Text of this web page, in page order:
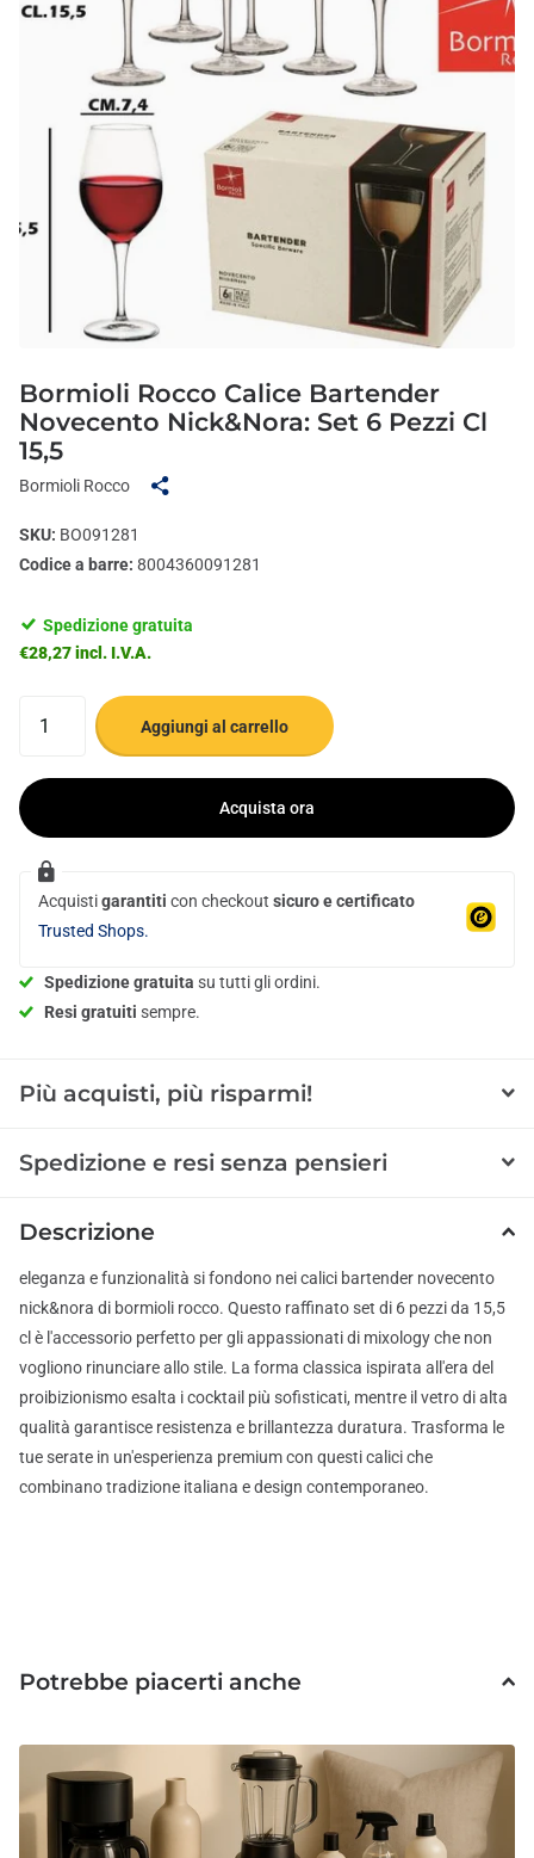
Bormioli Rocco Calice Bartender
Novecento Nick&Nora: Set 6 Pezzi Cl
15,5
Bormioli Rocco
SKU: BO091281
Codice a barre: 8004360091281
Spedizione gratuita
€28,27 incl. I.V.A.
Aggiungi al carrello
Acquista ora
Acquistigarantiti con checkout sicuro e certificato
Trusted Shops.
Spedizione gratuita su tutti gli ordini.
Resi gratuiti sempre.
Più acquisti, più risparmi!
Spedizione e resi senza pensieri
Descrizione
eleganza e funzionalità si fondono nei calici bartender novecento
nick&nora di bormioli rocco. Questo raffinato set di 6 pezzi da 15,5
cl è l'accessorio perfetto per gli appassionati di mixology che non
vogliono rinunciare allo stile. La forma classica ispirata all'era del
proibizionismo esalta i cocktail più sofisticati, mentre il vetro di alta
qualità garantisce resistenza e brillantezza duratura. Trasforma le
tue serate in un'esperienza premium con questi calici che
combinano tradizione italiana e design contemporaneo.
Potrebbe piacerti anche